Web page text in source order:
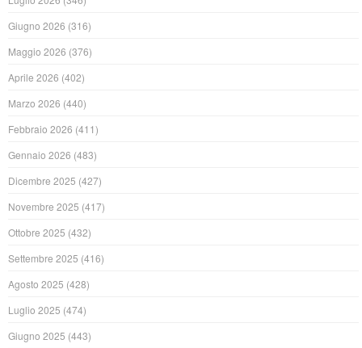
Giugno 2026 (316)
Maggio 2026 (376)
Aprile 2026 (402)
Marzo 2026 (440)
Febbraio 2026 (411)
Gennaio 2026 (483)
Dicembre 2025 (427)
Novembre 2025 (417)
Ottobre 2025 (432)
Settembre 2025 (416)
Agosto 2025 (428)
Luglio 2025 (474)
Giugno 2025 (443)